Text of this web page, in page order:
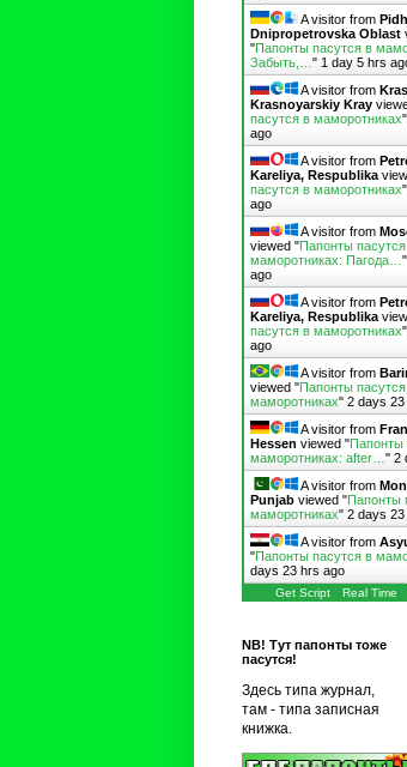
A visitor from
Dnipropetrovska Oblast
"Папонты пасутся в
Забыть,… " 1 day 5 hrs
A visitor from
Krasnoyarskiy Kray
пасутся в маморотниках"
ago
A visitor from
Kareliya, Respublika
пасутся в маморотниках"
ago
A visitor from
viewed "Папонты
маморотниках: Пагода… "
ago
A visitor from
Kareliya, Respublika
пасутся в маморотниках"
ago
A visitor from
viewed "Папонты
маморотниках" 2 days
A visitor from
Hessen viewed "Папонты
маморотниках: after… " 2
A visitor from
Punjab viewed "Папонты
маморотниках" 2 days
A visitor from
"Папонты пасутся в
days 23 hrs ago
Get Script Real Time
NB! Тут папонты тоже
пасутся!
Здесь типа журнал,
там - типа записная
книжка.